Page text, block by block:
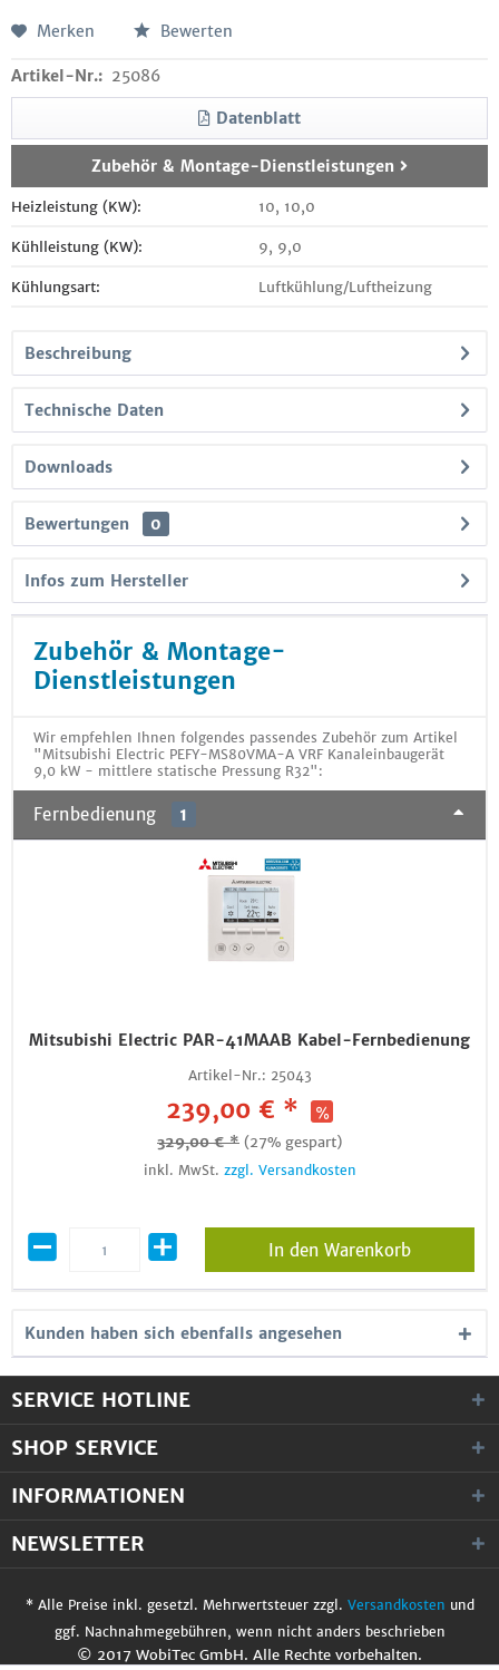
Merken Bewerten
Artikel-Nr.: 25086
Datenblatt
Zubehör & Montage-Dienstleistungen
Heizleistung (KW): 10, 10,0
Kühlleistung (KW): 9, 9,0
Kühlungsart: Luftkühlung/Luftheizung
Beschreibung
Technische Daten
Downloads
Bewertungen 0
Infos zum Hersteller
Zubehör & Montage-
Dienstleistungen
Wir empfehlen Ihnen folgendes passendes Zubehör zum Artikel
"Mitsubishi Electric PEFY-MS80VMA-A VRF Kanaleinbaugerät
9,0 kW - mittlere statische Pressung R32":
Fernbedienung 1
Mitsubishi Electric PAR-41MAAB Kabel-Fernbedienung
Artikel-Nr.: 25043
239,00 € *
329,00 € * (27% gespart)
inkl. MwSt. zzgl. Versandkosten
In den Warenkorb
Kunden haben sich ebenfalls angesehen
SERVICE HOTLINE
SHOP SERVICE
INFORMATIONEN
NEWSLETTER
* Alle Preise inkl. gesetzl. Mehrwertsteuer zzgl. Versandkosten und
ggf. Nachnahmegebühren, wenn nicht anders beschrieben
© 2017 WobiTec GmbH. Alle Rechte vorbehalten.